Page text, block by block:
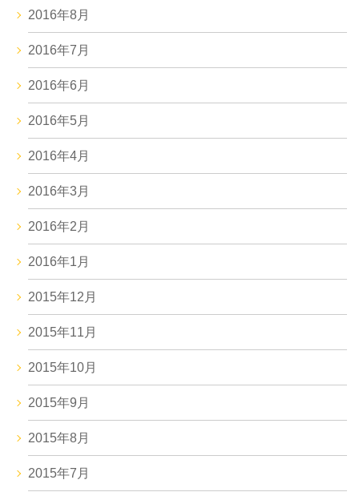
2016年8月
2016年7月
2016年6月
2016年5月
2016年4月
2016年3月
2016年2月
2016年1月
2015年12月
2015年11月
2015年10月
2015年9月
2015年8月
2015年7月